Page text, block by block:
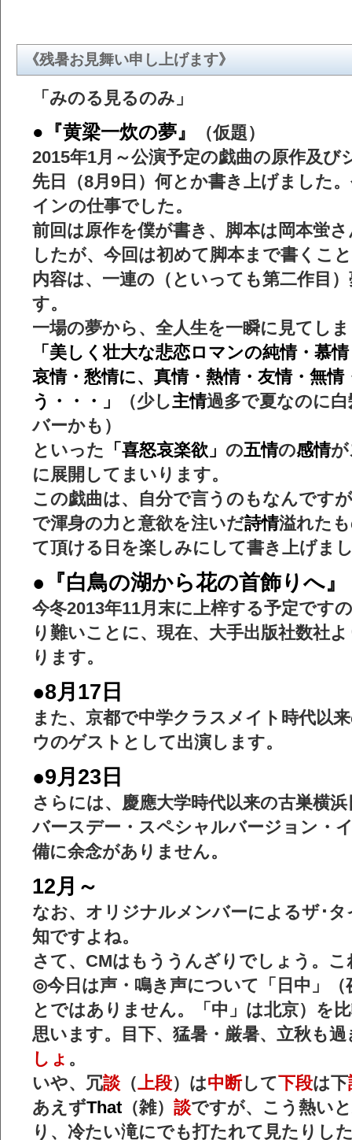
《残暑お見舞い申し上げます》
「みのる見るのみ」
●『黄梁一炊の夢』
（仮題）
2015年1月～公演予定の戯曲の原作及
先日（8月9日）何とか書き上げました
インの仕事でした。
前回は原作を僕が書き、脚本は岡本蛍
したが、今回は初めて脚本まで書くこ
内容は、一連の（といっても第二作目
す。
一場の夢から、全人生を一瞬に見てし
「美しく壮大な悲恋ロマンの純情・慕
哀情・愁情に、真情・熱情・友情・無
う・・・」
（少し主情過多で夏なのに白
バーかも）
といった
「喜怒哀楽欲」 の五情の感情
に展開してまいります。
この戯曲は、自分で言うのもなんです
で渾身の力と意欲を注いだ詩情溢れた
て頂ける日を楽しみにして書き上げま
●『白鳥の湖から花の首飾りへ』
今冬2013年11月末に上梓する予定です
り難いことに、現在、大手出版社数社
ります。
●8月17日
また、京都で中学クラスメイト時代以
ウのゲストとして出演します。
●9月23日
さらには、慶應大学時代以来の古巣横
バースデー・スペシャルバージョン・
備に余念がありません。
12月～
なお、オリジナルメンバーによるザ･
知ですよね。
さて、CMはもううんざりでしょう。
◎今日は声・鳴き声について「日中」（
とではありません。「中」は北京）を
思います。目下、猛暑・厳暑、立秋も
しょ 。
いや、冗談 （上段）は中断して下段は下
あえずThat （雑） 談ですが、こう熱い
り、冷たい滝にでも打たれて見たりし